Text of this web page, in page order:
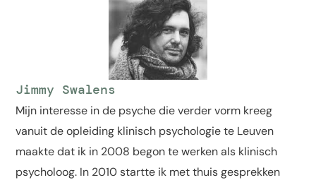
Jimmy Swalens
Mijn interesse in de psyche die verder vorm kreeg
vanuit de opleiding klinisch psychologie te Leuven
maakte dat ik in 2008 begon te werken als klinisch
psycholoog. In 2010 startte ik met thuis gesprekken